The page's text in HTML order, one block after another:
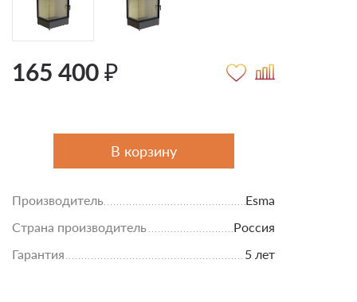
165 400 ₽
В корзину
Производитель
Esma
Страна производитель
Россия
Гарантия
5 лет